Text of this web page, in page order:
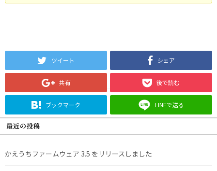
ツイート シェア
共有 後で読む
ブックマーク LINEで送る
最近の投稿
かえうちファームウェア 3.5 をリリースしました